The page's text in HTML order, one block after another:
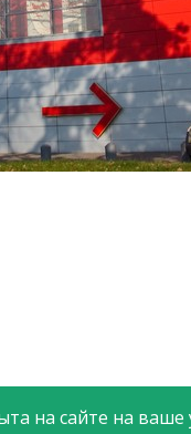
на сайте на ваше